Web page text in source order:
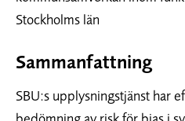
Stockholms län
Sammanfattning
SBU:s upplysningstjänst har